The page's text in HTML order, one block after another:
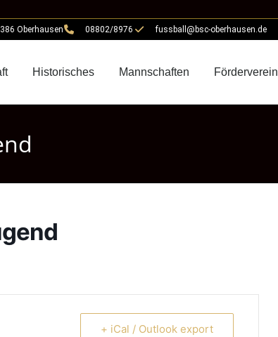
Oberhausen 08802/8976 fussball@bsc-oberhausen.de
Historisches Mannschaften Förderverein
+ iCal / Outlook export